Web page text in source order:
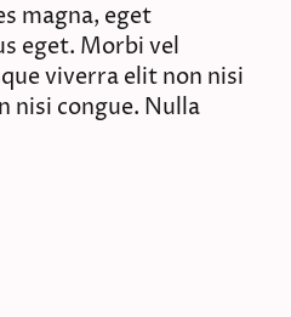
magna, eget
eget. Morbi vel
viverra elit non nisi
nisi congue. Nulla